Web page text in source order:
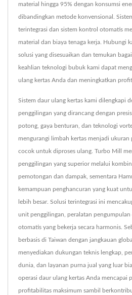
material hingga 95% dengan konsumsi
dibandingkan metode konvensional.
terintegrasi dan sistem kontrol otomatis
material dan biaya tenaga kerja. Hubungi
solusi yang disesuaikan dan temukan
keahlian teknologi bubuk kami dapat
ulang kertas Anda dan meningkatkan
Sistem daur ulang kertas kami dilengkapi
penggilingan yang dirancang dengan
potong, gaya benturan, dan teknologi
mengurangi limbah kertas menjadi ukuran
cocok untuk diproses ulang. Turbo Mill
penggilingan yang superior melalui
pemotongan dan dampak, sementara
kemampuan penghancuran yang kuat
lebih besar. Solusi terintegrasi ini
unit penggilingan, peralatan pengumpulan
otomatis yang bekerja secara harmonis.
berbasis di Taiwan dengan jangkauan
menyediakan dukungan teknis lengkap,
dunia, dan layanan purna jual yang luar
operasi daur ulang kertas Anda mencapai
profitabilitas maksimum sambil